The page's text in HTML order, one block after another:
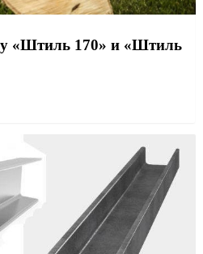
«Штиль 170» и «Штиль